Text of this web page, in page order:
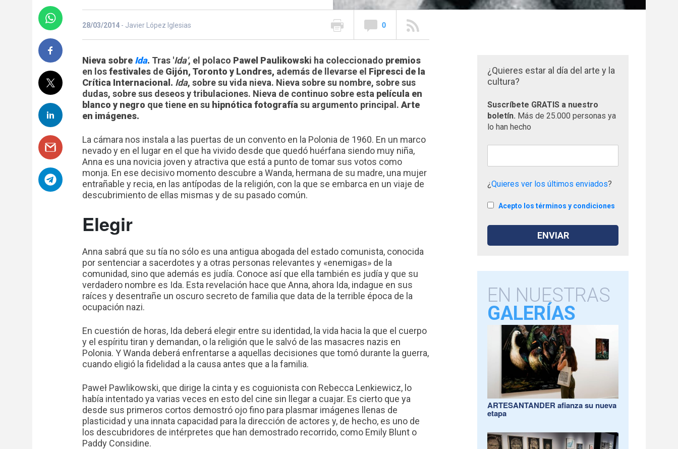
28/03/2014 - Javier López Iglesias 0
Nieva sobre Ida. Tras 'Ida', el polaco Pawel Paulikowski ha coleccionado premios
en losfestivales de Gijón, Toronto y Londres, además de llevarse el Fipresci de la
Crítica Internacional. Ida, sobre su vida nieva. Nieva sobre su nombre, sobre sus
dudas, sobre sus deseos y tribulaciones. Nieva de continuo sobre esta película en
blanco y negro que tiene en su hipnótica fotografía su argumento principal. Arte
en imágenes.
La cámara nos instala a las puertas de un convento en la Polonia de 1960. En un marco
nevado y en el lugar en el que ha vivido desde que quedó huérfana siendo muy niña,
Anna es una novicia joven y atractiva que está a punto de tomar sus votos como
monja. En ese decisivo momento descubre a Wanda, hermana de su madre, una mujer
entrañable y recia, en las antípodas de la religión, con la que se embarca en un viaje de
descubrimiento de ellas mismas y de su pasado común.
Elegir
Anna sabrá que su tía no sólo es una antigua abogada del estado comunista, conocida
por sentenciar a sacerdotes y a otras personas relevantes y «enemigas» de la
comunidad, sino que además es judía. Conoce así que ella también es judía y que su
verdadero nombre es Ida. Esta revelación hace que Anna, ahora Ida, indague en sus
raíces y desentrañe un oscuro secreto de familia que data de la terrible época de la
ocupación nazi.
En cuestión de horas, Ida deberá elegir entre su identidad, la vida hacia la que el cuerpo
y el espíritu tiran y demandan, o la religión que le salvó de las masacres nazis en
Polonia. Y Wanda deberá enfrentarse a aquellas decisiones que tomó durante la guerra,
cuando eligió la fidelidad a la causa antes que a la familia.
Paweł Pawlikowski, que dirige la cinta y es coguionista con Rebecca Lenkiewicz, lo
había intentado ya varias veces en esto del cine sin llegar a cuajar. Es cierto que ya
desde sus primeros cortos demostró ojo fino para plasmar imágenes llenas de
plasticidad y una innata capacidad para la dirección de actores y, de hecho, es uno de
los descubridores de intérpretes que han demostrado recorrido, como Emily Blunt o
Paddy Considine.
¿Quieres estar al día del arte y la
cultura?
Suscríbete GRATIS a nuestro
boletín. Más de 25.000 personas ya
lo han hecho
¿Quieres ver los últimos enviados?
Acepto los términos y condiciones
EN NUESTRAS
GALERÍAS
ARTESANTANDER afianza su nueva
etapa